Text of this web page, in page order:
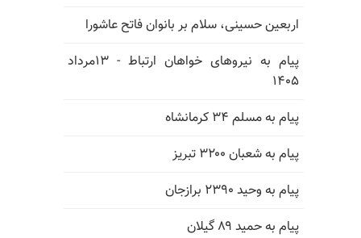
اربعین حسینی، سلام بر بانوان فاتح عاشورا
پیام به نیروهای خواهان ارتباط - ۱۳مرداد
۱۴۰۵
پیام به مسلم ۳۴ کرمانشاه
پیام به شعبان ۳۲۰۰ تبریز
پیام به وحید ۲۳۹۰ برازجان
پیام به حمید ۸۹ گیلان